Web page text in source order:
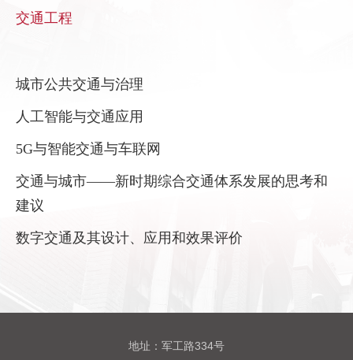
交通工程
城市公共交通与治理
人工智能与交通应用
5G与智能交通与车联网
交通与城市——新时期综合交通体系发展的思考和
建议
数字交通及其设计、应用和效果评价
地址：军工路334号